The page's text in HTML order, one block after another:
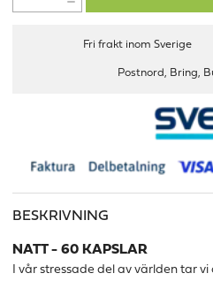
Fri frakt inom Sverige
Postnord, Bring,
BESKRIVNING
NATT - 60 KAPSLAR
I vår stressade del av världen tar